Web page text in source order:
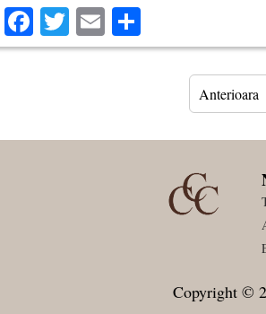
Facebook
Twitter
Email
Anterioara
Copyright ©